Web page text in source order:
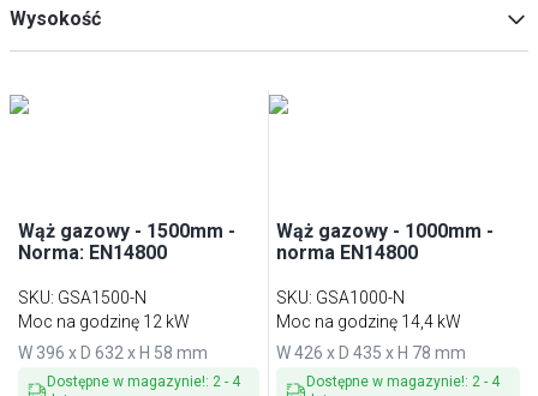
Wysokość
Wąż gazowy - 1500mm -
Norma: EN14800
SKU: GSA1500-N
Moc na godzinę 12 kW
W 396 x D 632 x H 58 mm
Dostępne w magazynie!: 2 - 4
Wąż gazowy - 1000mm -
norma EN14800
SKU: GSA1000-N
Moc na godzinę 14,4 kW
W 426 x D 435 x H 78 mm
Dostępne w magazynie!: 2 - 4